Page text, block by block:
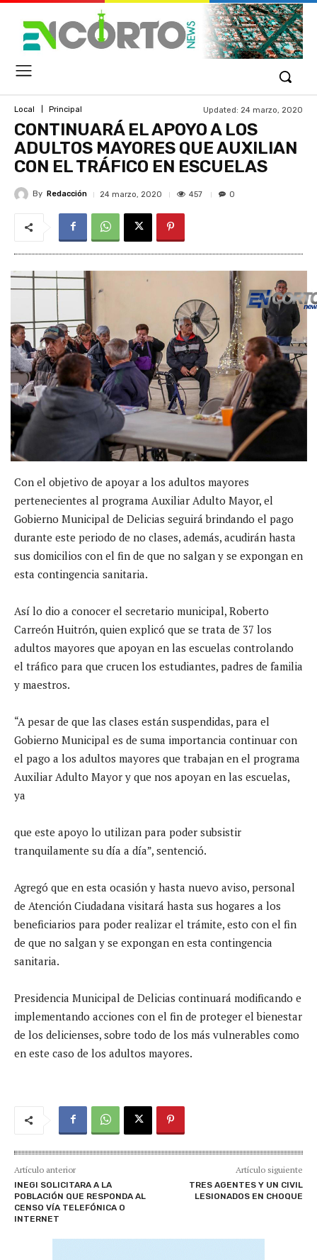
Local Principal Updated: 24 marzo, 2020
CONTINUARÁ EL APOYO A LOS
ADULTOS MAYORES QUE AUXILIAN
CON EL TRÁFICO EN ESCUELAS
By Redacción 24 marzo, 2020 457 0
Con el objetivo de apoyar a los adultos mayores
pertenecientes al programa Auxiliar Adulto Mayor, el
Gobierno Municipal de Delicias seguirá brindando el pago
durante este periodo de no clases, además, acudirán hasta
sus domicilios con el fin de que no salgan y se expongan en
esta contingencia sanitaria.
Así lo dio a conocer el secretario municipal, Roberto
Carreón Huitrón, quien explicó que se trata de 37 los
adultos mayores que apoyan en las escuelas controlando
el tráfico para que crucen los estudiantes, padres de familia
y maestros.
“A pesar de que las clases están suspendidas, para el
Gobierno Municipal es de suma importancia continuar con
el pago a los adultos mayores que trabajan en el programa
Auxiliar Adulto Mayor y que nos apoyan en las escuelas,
ya
que este apoyo lo utilizan para poder subsistir
tranquilamente su día a día”, sentenció.
Agregó que en esta ocasión y hasta nuevo aviso, personal
de Atención Ciudadana visitará hasta sus hogares a los
beneficiarios para poder realizar el trámite, esto con el fin
de que no salgan y se expongan en esta contingencia
sanitaria.
Presidencia Municipal de Delicias continuará modificando e
implementando acciones con el fin de proteger el bienestar
de los delicienses, sobre todo de los más vulnerables como
en este caso de los adultos mayores.
Artículo anterior
INEGI SOLICITARA A LA
POBLACIÓN QUE RESPONDA AL
CENSO VÍA TELEFÓNICA O
INTERNET
Artículo siguiente
TRES AGENTES Y UN CIVIL
LESIONADOS EN CHOQUE